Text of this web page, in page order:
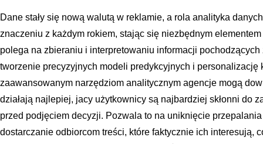
Dane stały się nową walutą w reklamie, a rola analityka
znaczeniu z każdym rokiem, stając się niezbędnym
polega na zbieraniu i interpretowaniu informacji
tworzenie precyzyjnych modeli predykcyjnych i
zaawansowanym narzędziom analitycznym agencje mogą
działają najlepiej, jacy użytkownicy są najbardziej skłonni do
przed podjęciem decyzji. Pozwala to na uniknięcie
dostarczanie odbiorcom treści, które faktycznie ich interesują,